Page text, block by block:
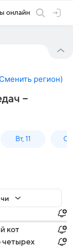
онлайн
Сменить регион)
–
Вт, 11
кот
четырех